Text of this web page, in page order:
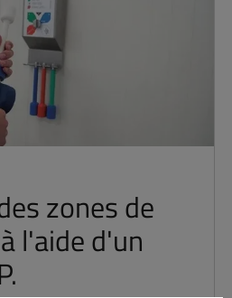
zones de
l'aide d'un